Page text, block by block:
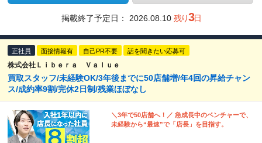
掲載終了予定日： 2026.08.10 残り3日
正社員 面接情報有 自己PR不要 話を聞きたい応募可
株式会社Ｌｉｂｅｒａ Ｖａｌｕｅ
買取スタッフ/未経験OK/3年後までに50店舗増/年4回の昇給チャン
ス/成約率9割/完休2日制/残業ほぼなし
＼3年で50店舗へ！／ 急成長中のベンチャーで、
未経験から“最速”で「店長」を目指す。